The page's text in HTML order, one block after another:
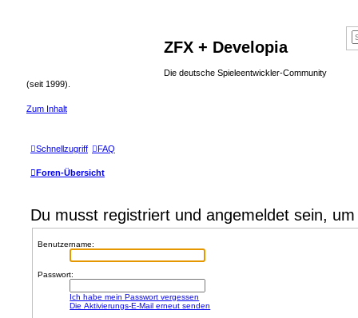
ZFX + Developia
Die deutsche Spieleentwickler-Community
(seit 1999).
Zum Inhalt
Schnellzugriff FAQ
Foren-Übersicht
Du musst registriert und angemeldet sein,
Benutzername:
Passwort:
Ich habe mein Passwort vergessen
Die Aktivierungs-E-Mail erneut senden